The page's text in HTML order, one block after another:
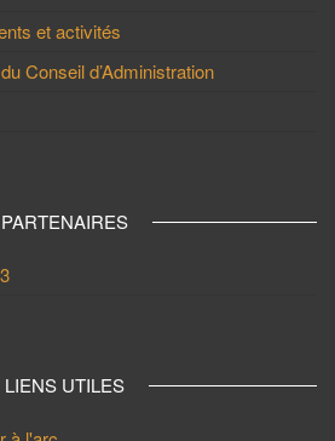
et activités
Conseil d’Administration
PARTENAIRES
LIENS UTILES